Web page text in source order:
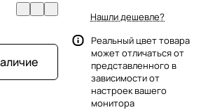
Нашли дешевле?
Реальный цвет товара
может отличаться от
представленного в
зависимости от
настроек вашего
монитора